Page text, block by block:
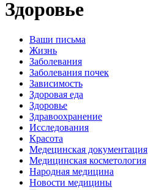
Здоровье
Ваши письма
Жизнь
Заболевания
Заболевания почек
Зависимость
Здоровая еда
Здоровье
Здравоохранение
Исследования
Красота
Медецинская документация
Медицинская косметология
Народная медицина
Новости медицины